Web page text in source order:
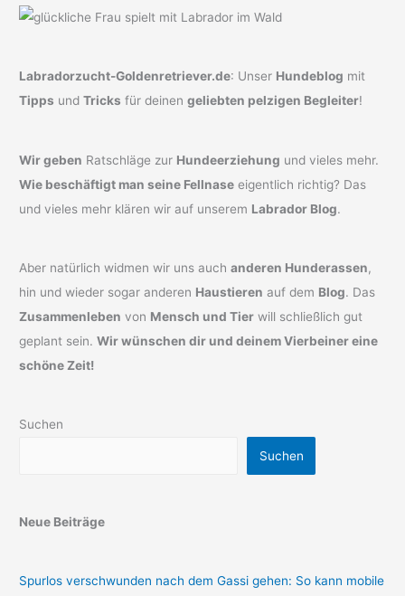
Labradorzucht-Goldenretriever.de: Unser Hundeblog mit
Tipps undTricks für deinengeliebten pelzigen Begleiter!
Wir geben Ratschläge zur Hundeerziehung und vieles mehr.
Wie beschäftigt man seine Fellnase eigentlich richtig? Das
und vieles mehr klären wir auf unserem Labrador Blog.
Aber natürlich widmen wir uns auchanderen Hunderassen,
hin und wieder sogar anderen Haustieren auf dem Blog. Das
Zusammenleben von Mensch und Tier will schließlich gut
geplant sein.Wir wünschen dir und deinem Vierbeiner eine
schöne Zeit!
Suchen
Suchen
Neue Beiträge
Spurlos verschwunden nach dem Gassi gehen: So kann mobile